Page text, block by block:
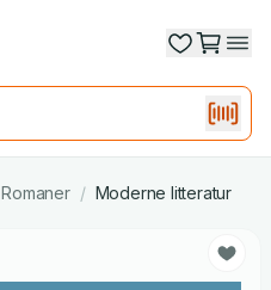
Romaner / Moderne litteratur